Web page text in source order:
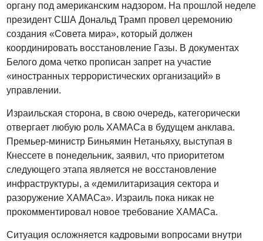
органу под американским надзором. На прошлой неделе
президент США Дональд Трамп провел церемонию
создания «Совета мира», который должен
координировать восстановление Газы. В документах
Белого дома четко прописан запрет на участие
«иностранных террористических организаций» в
управлении.
Израильская сторона, в свою очередь, категорически
отвергает любую роль ХАМАСа в будущем анклава.
Премьер-министр Биньямин Нетаньяху, выступая в
Кнессете в понедельник, заявил, что приоритетом
следующего этапа является не восстановление
инфраструктуры, а «демилитаризация сектора и
разоружение ХАМАСа». Израиль пока никак не
прокомментировал новое требование ХАМАСа.
Ситуация осложняется кадровыми вопросами внутри